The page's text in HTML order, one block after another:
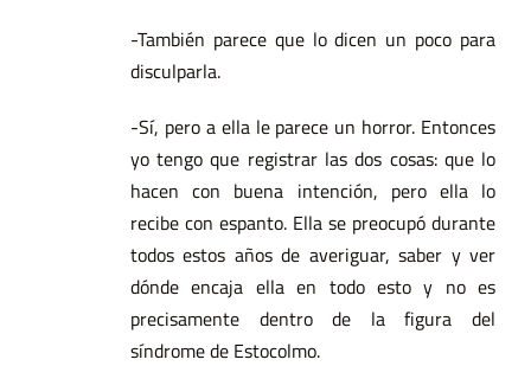
-También parece que lo dicen un poco para
disculparla.
-Sí, pero a ella le parece un horror. Entonces
yo tengo que registrar las dos cosas: que lo
hacen con buena intención, pero ella lo
recibe con espanto. Ella se preocupó durante
todos estos años de averiguar, saber y ver
dónde encaja ella en todo esto y no es
precisamente dentro de la figura del
síndrome de Estocolmo.